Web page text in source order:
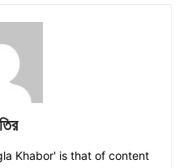
Khabor' is that of content